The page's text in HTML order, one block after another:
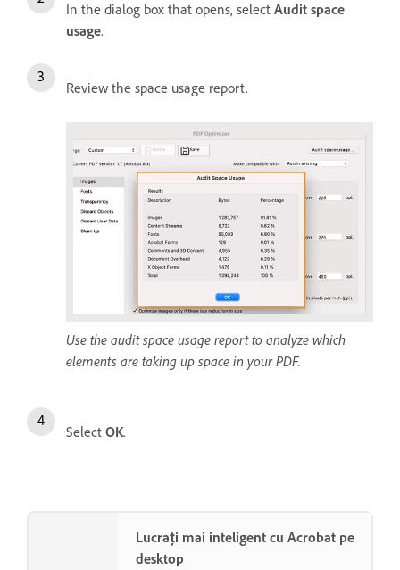
In the dialog box that opens, select Audit space
usage.
Review the space usage report.
Use the audit space usage report to analyze which
elements are taking up space in your PDF.
Select OK.
Lucrați mai inteligent cu Acrobat pe
desktop